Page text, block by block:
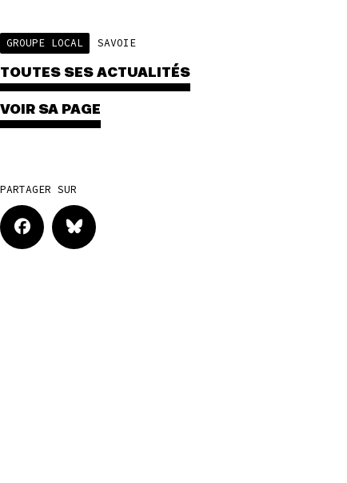
GROUPE LOCAL SAVOIE
TOUTES SES ACTUALITÉS
VOIR SA PAGE
PARTAGER SUR